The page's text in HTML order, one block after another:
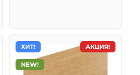
АКЦИЯ!
ХИТ!
NEW!